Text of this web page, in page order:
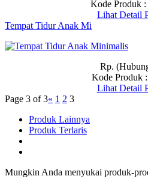
Kode Produk :
Lihat Detail
Tempat Tidur Anak Mi
Rp.
Kode Produk :
Lihat Detail
Page 3 of 3« 1 2 3
Produk Lainnya
Produk Terlaris
Mungkin Anda menyukai produk-